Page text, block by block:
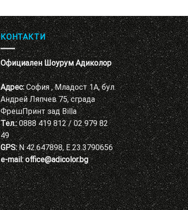
КОНТАКТИ
Официален Шоурум Адиколор
Адрес:София , Младост 1А, бул.
Андрей Ляпчев 75, сграда
ФрешПринт зад Billa
Тел.:0888 419 812 / 02 979 82
49
GPS:N 42.647898, E 23.3790656
e-mail: office@adicolor.bg